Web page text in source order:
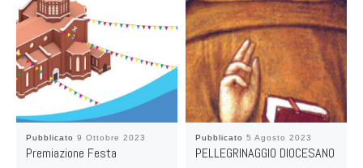
Pubblicato 9 Ottobre 2023
Premiazione Festa
Pubblicato 5 Agosto 2023
PELLEGRINAGGIO DIOCESANO